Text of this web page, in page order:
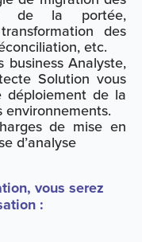
de la portée,
des
etc.
Analyste,
Solution vous
de la
de mise en
d’analyse
vous serez
: